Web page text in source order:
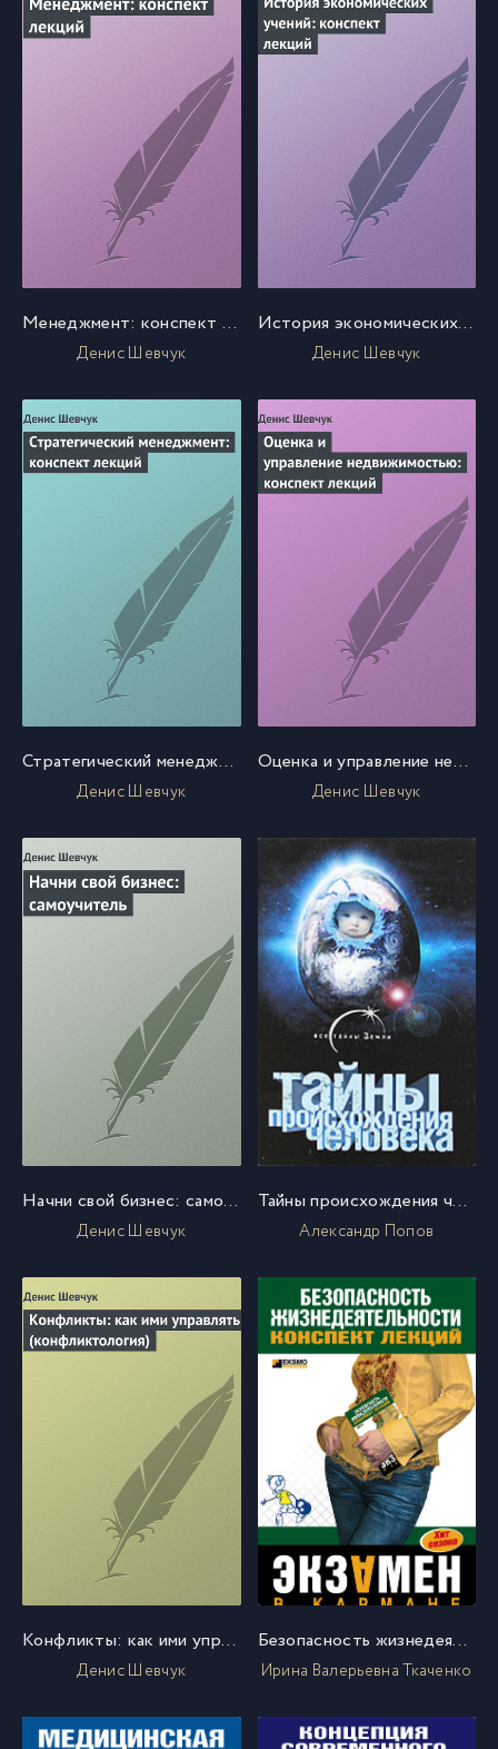
Менеджмент: конспект лекций
Денис Шевчук
История экономических учений: конспект лекций
Денис Шевчук
Стратегический менеджмент: конспект лекций
Денис Шевчук
Оценка и управление недвижимостью: конспект лекций
Денис Шевчук
Начни свой бизнес: самоучитель
Денис Шевчук
Тайны происхождения человечества
Александр Попов
Конфликты: как ими управлять (конфликтология)
Денис Шевчук
Безопасность жизнедеятельности: конспект лекций
Ирина Валерьевна Ткаченко